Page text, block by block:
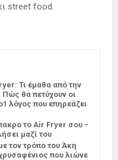
street food.
Τι έμαθα από την
Πώς θα πετύχουν οι
λόγος που επηρεάζει
το Air Fryer σου –
μαζί του
τον τρόπο του Άκη
που λιώνει